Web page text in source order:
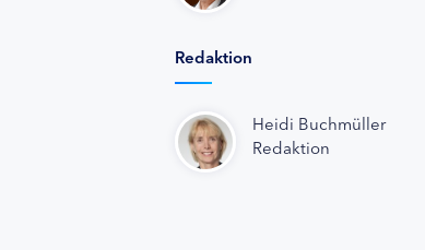
Redaktion
Heidi Buchmüller
Redaktion